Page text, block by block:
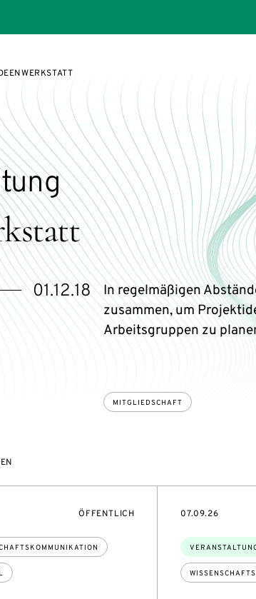
01.12.18
In regelmäßigen
zusammen, um
Arbeitsgruppen zu
MITGLIEDSCHAFT
VERANSTALTUNGSZUGANG:
ÖFFENTLICH
Themen:
EVENTBEGINSON
07.09.26